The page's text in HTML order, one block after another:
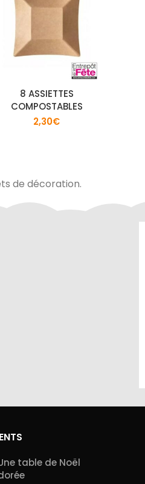
8 ASSIETTES
COMPOSTABLES
2,30€
de décoration.
table de Noël